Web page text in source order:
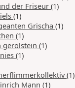
der Friseur (1)
(1)
Grischa (1)
(1)
gerolstein (1)
(1)
(1)
Mann (1)